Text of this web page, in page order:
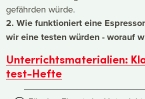
gefährden würde.
2. Wie funktioniert eine
wir eine testen würden - worauf
Unterrichtsmaterialien:
test-Hefte